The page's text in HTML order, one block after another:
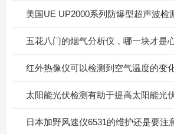
美国UE UP2000系列防爆型超声波检
红外热像仪可以检测到空气温度的变
太阳能光伏检测有助于提高太阳能光
日本加野风速仪6531的维护还是要注